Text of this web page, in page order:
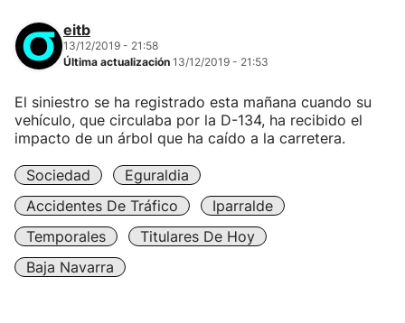
eitb
13/12/2019 - 21:58
Última actualización 13/12/2019 - 21:53
El siniestro se ha registrado esta mañana cuando su
vehículo, que circulaba por la D-134, ha recibido el
impacto de un árbol que ha caído a la carretera.
Sociedad
Eguraldia
Accidentes De Tráfico
Iparralde
Temporales
Titulares De Hoy
Baja Navarra